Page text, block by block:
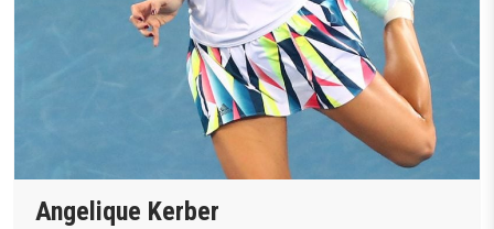
Angelique Kerber